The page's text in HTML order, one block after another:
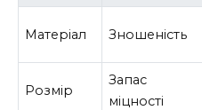
Матеріал Зношеність
Розмір
Запас
міцності